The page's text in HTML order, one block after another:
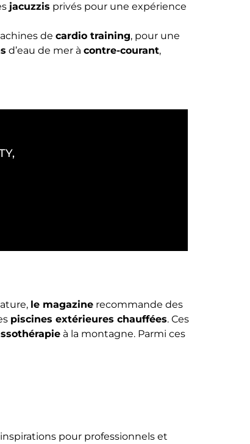
jacuzzis privés pour une expérience
de cardio training, pour une
d’eau de mer à contre-courant,
le magazine recommande des
piscines extérieures chauffées. Ces
à la montagne. Parmi ces
pour professionnels et